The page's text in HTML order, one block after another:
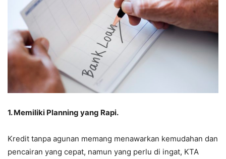
1. Memiliki Planning yang Rapi.
Kredit tanpa agunan memang menawarkan kemudahan dan
pencairan yang cepat, namun yang perlu di ingat, KTA